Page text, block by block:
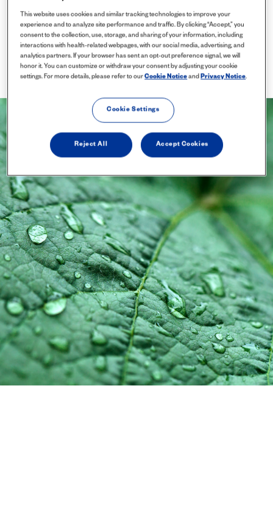
This website uses cookies and similar tracking technologies to improve your
experience and to analyze site performance and traffic. By clicking “Accept,” you
consent to the collection, use, storage, and sharing of your information, including
interactions with health-related webpages, with our social media, advertising, and
analytics partners. If your browser has sent an opt-out preference signal, we will
honor it. You can customize or withdraw your consent by adjusting your cookie
settings. For more details, please refer to ourCookie NoticeandPrivacy Notice.
Cookie Settings
Reject All Accept Cookies